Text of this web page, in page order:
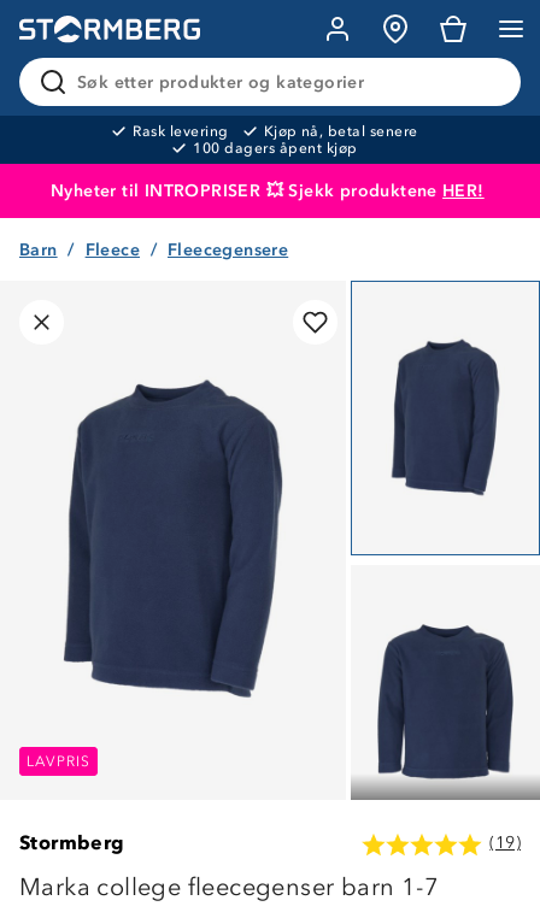
Søk etter produkter og kategorier
Rask levering
Kjøp nå, betal senere
100 dagers åpent kjøp
Nyheter til INTROPRISER 💥 Sjekk produktene HER!
Produktet er lagt i handlekurven
Barn Fleece Fleecegensere
LAVPRIS LAVPRIS
LAVPRIS
Stormberg (19)
Marka college fleecegenser barn 1-7